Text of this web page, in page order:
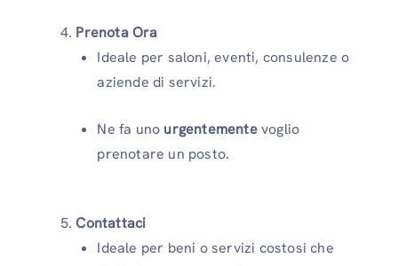
Prenota Ora
Ideale per saloni, eventi, consulenze o
aziende di servizi.
Ne fa uno urgentementevoglio
prenotare un posto.
Contattaci
Ideale per beni o servizi costosi che